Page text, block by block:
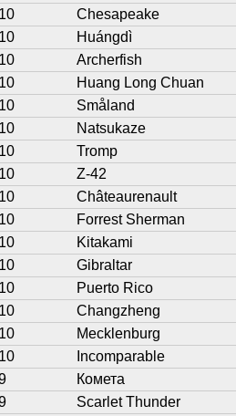
10
Chesapeake
10
Huángdì
10
Archerfish
10
Huang Long Chuan
10
Småland
10
Natsukaze
10
Tromp
10
Z-42
10
Châteaurenault
10
Forrest Sherman
10
Kitakami
10
Gibraltar
10
Puerto Rico
10
Changzheng
10
Mecklenburg
10
Incomparable
Комета
Scarlet Thunder